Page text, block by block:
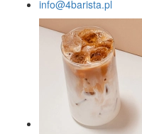
info@4barista.pl